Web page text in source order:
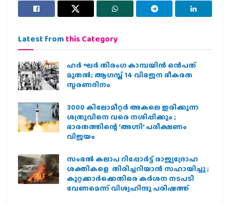
Latest from this Category
ഹര്‍ ഘര്‍ തിരംഗ കാമ്പയിന്‍ ഒന്‍പത്
മുതല്‍; ആഗസ്ത് 14 വിഭജന ഭീകരത
സ്മരണദിനം
3000 കിലോമീറ്റർ അകലെ ഇരിക്കുന്ന
ശത്രുവിനെ വരെ നശിപ്പിക്കും ;
ഭാരതത്തിന്റെ ‘അഗ്നി’ പരീക്ഷണം
വിജയം
സംഭൽ കലാപ റിപ്പോർട്ട് രാജ്യദ്രോഹ
ശക്തികളെ തിരിച്ചറിയാൻ സഹായിച്ചു ;
കുറ്റക്കാർക്കെതിരെ കർശന നടപടി
വേണമെന്ന് വിശ്വഹിന്ദു പരിഷത്ത്